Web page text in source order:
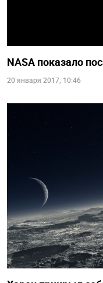
NASA показало
20 января 2017, 10:46